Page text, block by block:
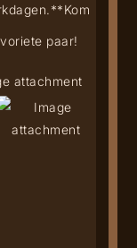
Kom
paar!